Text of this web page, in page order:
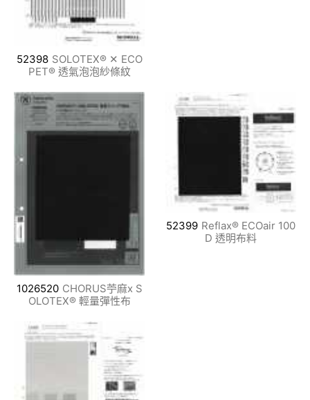
52398 SOLOTEX® ✕ ECO
PET® 透氣泡泡紗條紋
1026520 CHORUS苧麻x S
OLOTEX® 輕量彈性布
52399 Reflax® ECOair 100
D 透明布料